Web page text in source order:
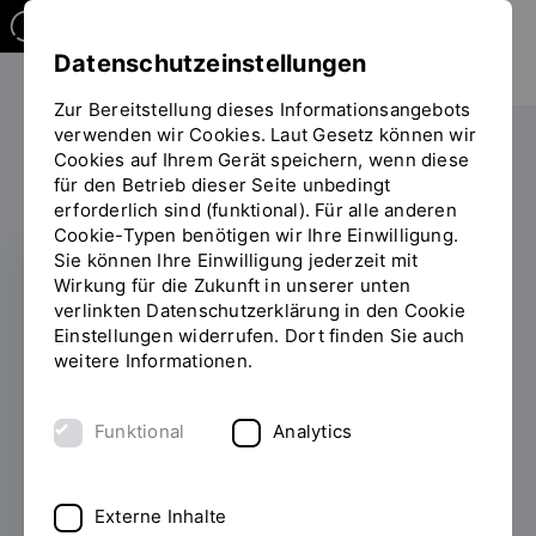
Sie
befinden
sich
auf
der
Seite
"Detailansicht"
Studieren International
ARTEMIS
Europäische
Gast an der OTH
Regensburg
Datenschutzeinstellungen
Zur Bereitstellung dieses Informationsangebots
verwenden wir Cookies. Laut Gesetz können wir
Cookies auf Ihrem Gerät speichern, wenn diese
für den Betrieb dieser Seite unbedingt
erforderlich sind (funktional). Für alle anderen
Cookie-Typen benötigen wir Ihre Einwilligung.
Sie können Ihre Einwilligung jederzeit mit
Wirkung für die Zukunft in unserer unten
verlinkten Datenschutzerklärung in den Cookie
Einstellungen widerrufen. Dort finden Sie auch
weitere Informationen.
Funktional Analytics
Externe Inhalte